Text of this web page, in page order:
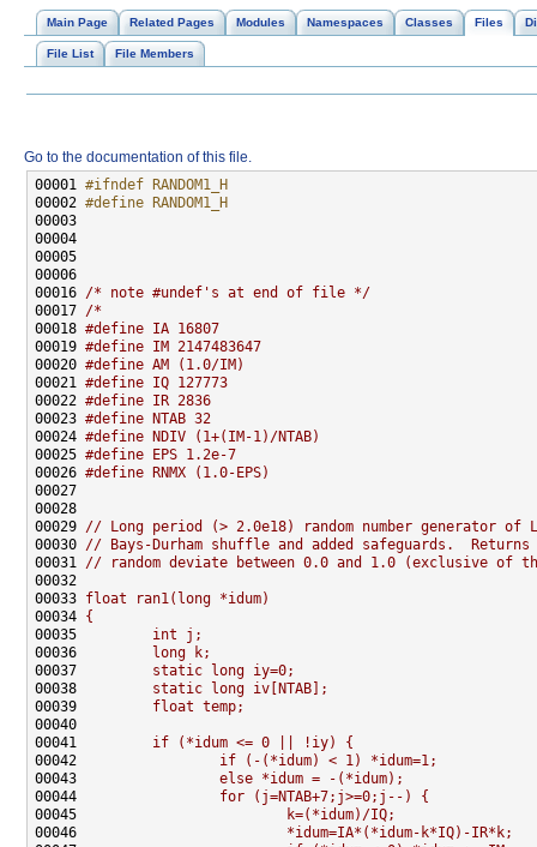
Main Page Related Pages Modules Namespaces Classes Files
File List File Members
Go to the documentation of this file.
00001 #ifndef RANDOM1_H
00002 #define RANDOM1_H
00003
00016 /* note #undef's at end of file */
00017 /*
00018 #define IA 16807
00019 #define IM 2147483647
00020 #define AM (1.0/IM)
00021 #define IQ 127773
00022 #define IR 2836
00023 #define NTAB 32
00024 #define NDIV (1+(IM-1)/NTAB)
00025 #define EPS 1.2e-7
00026 #define RNMX (1.0-EPS)
00027
00028
00029 // Long period (> 2.0e18) random number generator of
00030 // Bays-Durham shuffle and added safeguards.
00031 // random deviate between 0.0 and 1.0 (exclusive of
00032
00033 float ran1(long *idum)
00034 {
00035
        int j;
00036
        long k;
00037
        static long iy=0;
00038
        static long iv[NTAB];
00039
        float temp;
00040
00041
        if (*idum <= 0 || !iy) {
00042
                if (-(*idum) < 1) *idum=1;
00043
                else *idum = -(*idum);
00044
                for (j=NTAB+7;j>=0;j--) {
00045
                        k=(*idum)/IQ;
00046
                        *idum=IA*(*idum-k*IQ)-IR*k;